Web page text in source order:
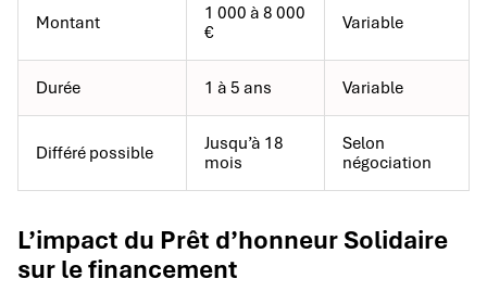
Montant
1 000 à 8 000
€
Variable
Durée 1 à 5 ans Variable
Différé possible
Jusqu’à 18
mois
Selon
négociation
L’impact du Prêt d’honneur Solidaire
sur le financement